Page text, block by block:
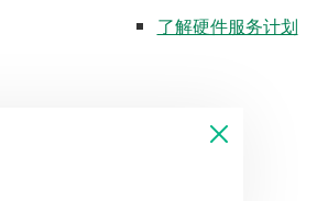
了解硬件服务计划